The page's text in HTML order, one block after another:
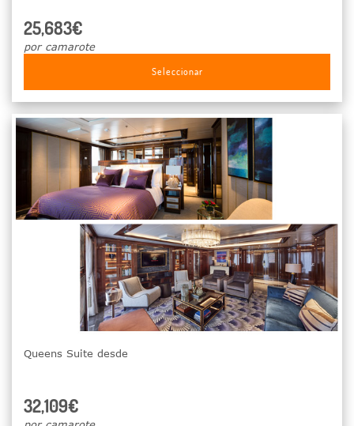
25,683€
por camarote
Seleccionar
Queens Suite desde
32,109€